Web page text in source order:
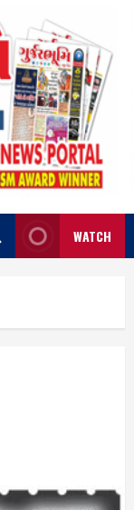
WATCH